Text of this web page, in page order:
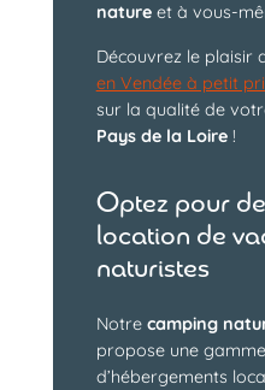
natureet à vous-
Découvrez le plaisir
en Vendée à petit
sur la qualité de
Pays de la Loire!
Optez pour
location de
naturistes
Notre camping
propose une
d’hébergements